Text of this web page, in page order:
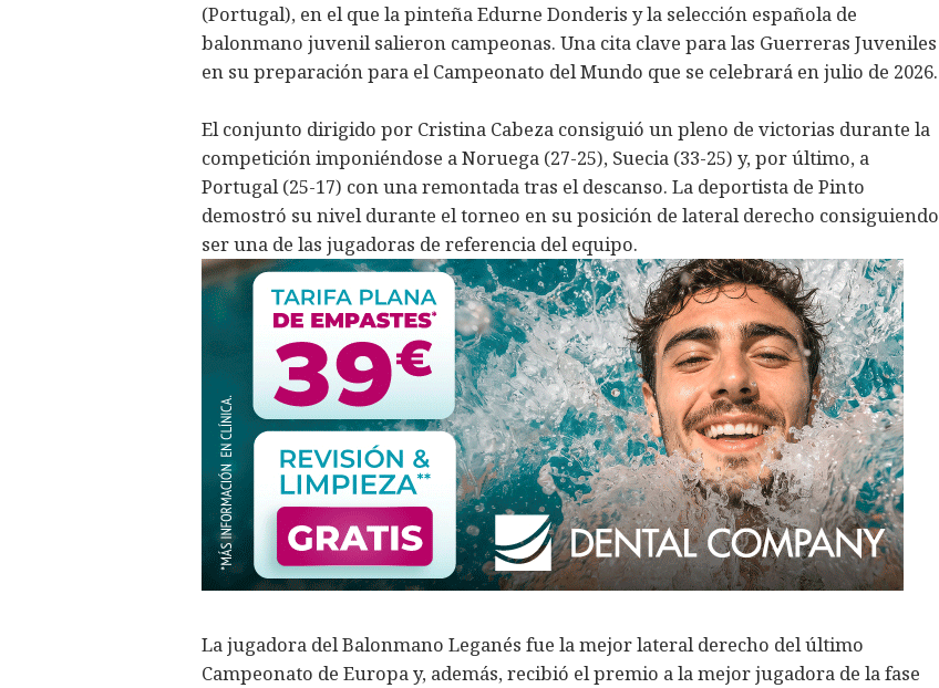
(Portugal), en el que la pinteña Edurne Donderis y la selección española de
balonmano juvenil salieron campeonas. Una cita clave para las Guerreras Juveniles
en su preparación para el Campeonato del Mundo que se celebrará en julio de 2026.
El conjunto dirigido por Cristina Cabeza consiguió un pleno de victorias durante la
competición imponiéndose a Noruega (27-25), Suecia (33-25) y, por último, a
Portugal (25-17) con una remontada tras el descanso. La deportista de Pinto
demostró su nivel durante el torneo en su posición de lateral derecho consiguiendo
ser una de las jugadoras de referencia del equipo.
La jugadora del Balonmano Leganés fue la mejor lateral derecho del último
Campeonato de Europa y, además, recibió el premio a la mejor jugadora de la fase